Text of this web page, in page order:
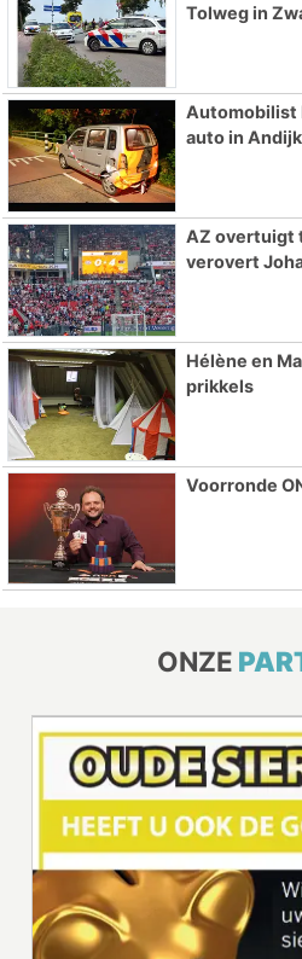
Tolweg in
Automobilist
auto in
AZ overtuigt
verovert
Hélène en
prikkels
Voorronde
ONZE